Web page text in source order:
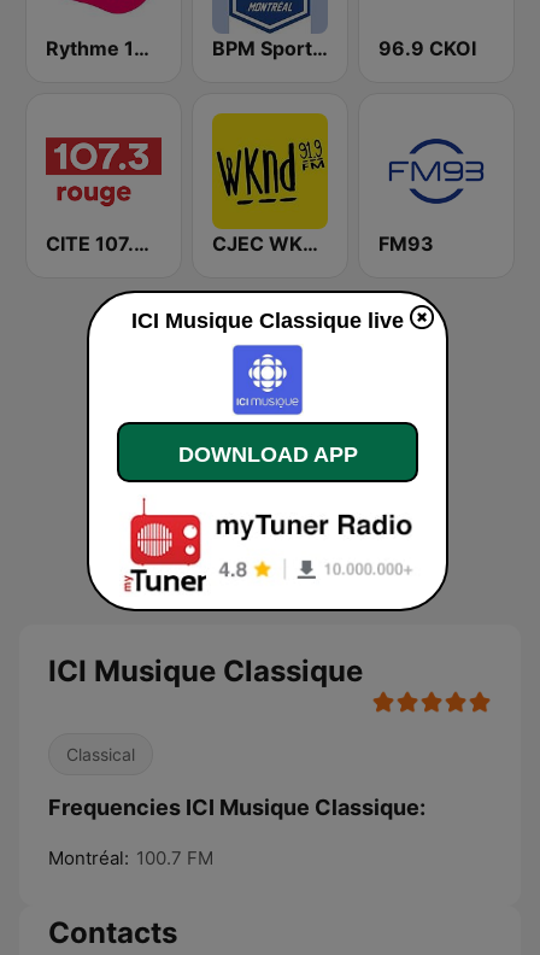
Rythme 105.7 FM BPM Sports 91.9 FM 96.9 CKOI
CITE 107.3 Rouge FM CJEC WKND 91.9 FM FM93
ICI Musique Classique
Classical
Frequencies ICI Musique Classique:
Montréal: 100.7 FM
Contacts
ICI Musique Classique live
DOWNLOAD APP